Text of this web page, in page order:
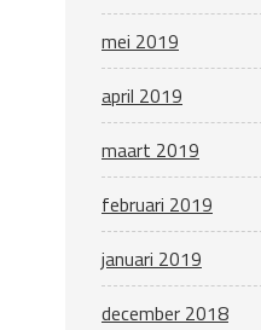
mei 2019
april 2019
maart 2019
februari 2019
januari 2019
december 2018